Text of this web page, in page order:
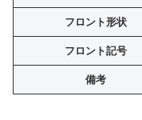
フロント形状
フロント記号
備考